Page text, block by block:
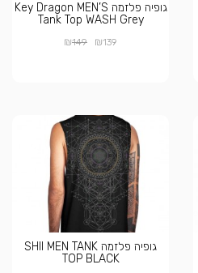
גופיה פלזמה Key Dragon MEN’S
Tank Top WASH Grey
₪139
₪149
גופיה פלזמה SHII MEN TANK
TOP BLACK